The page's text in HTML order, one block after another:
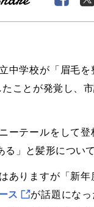
中学校が「眉毛
ことが発覚し、
ーテールをして
」と髪形につい
ありますが「新
ス
が話題にな